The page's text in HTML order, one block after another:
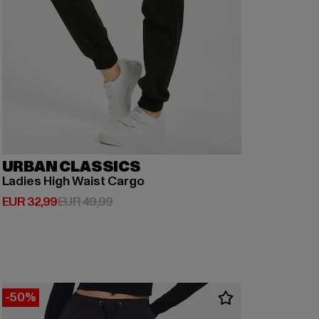
URBAN CLASSICS
Ladies High Waist Cargo
EUR 32,99
Derzeitiger Preis: EUR 32,99
EUR 49,99Aktionspreis: EUR 49,99
-50%